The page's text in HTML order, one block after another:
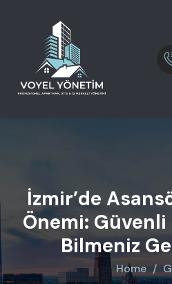
İzmir’de
Önemi:
Bilmeniz
Home